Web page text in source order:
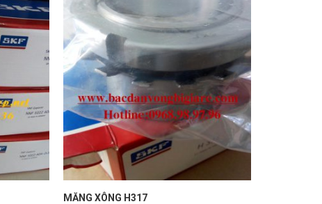
MĂNG XÔNG H317